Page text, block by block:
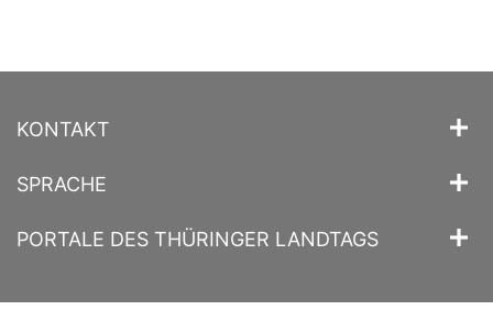
KONTAKT
SPRACHE
PORTALE DES THÜRINGER LANDTAGS